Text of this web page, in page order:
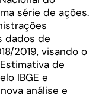
série de ações.
dados de
2019, visando o
de
IBGE e
análise e